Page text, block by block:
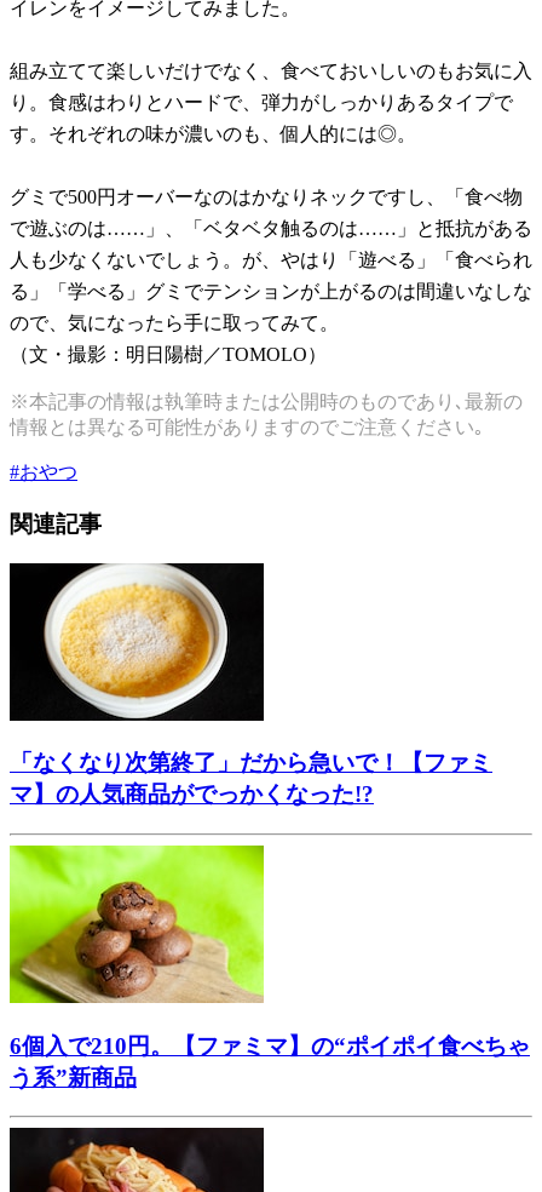
イレンをイメージしてみました。
組み立てて楽しいだけでなく、食べておいしいのもお気に入
り。食感はわりとハードで、弾力がしっかりあるタイプで
す。それぞれの味が濃いのも、個人的には◎。
グミで500円オーバーなのはかなりネックですし、「食べ物
で遊ぶのは……」、「ベタベタ触るのは……」と抵抗がある
人も少なくないでしょう。が、やはり「遊べる」「食べられ
る」「学べる」グミでテンションが上がるのは間違いなしな
ので、気になったら手に取ってみて。
（文・撮影：明日陽樹／TOMOLO）
※本記事の情報は執筆時または公開時のものであり､最新の
情報とは異なる可能性がありますのでご注意ください｡
#おやつ
関連記事
「なくなり次第終了」だから急いで！【ファミ
マ】の人気商品がでっかくなった!?
6個入で210円。【ファミマ】の“ポイポイ食べちゃ
う系”新商品